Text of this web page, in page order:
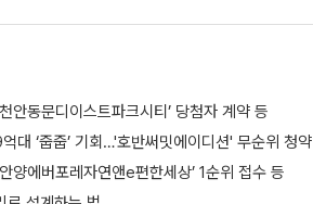
안동문디이스트파크시티’ 당첨자 계약 등
대 ‘줍줍’ 기회…'호반써밋에이디션' 무순위 청약
양에버포레자연앤e편한세상’ 1순위 접수 등